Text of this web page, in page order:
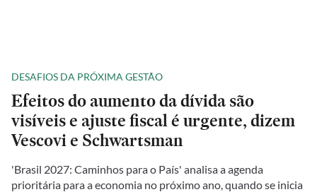
DESAFIOS DA PRÓXIMA GESTÃO
Efeitos do aumento da dívida são
visíveis e ajuste fiscal é urgente, dizem
Vescovi e Schwartsman
'Brasil 2027: Caminhos para o País' analisa a agenda
prioritária para a economia no próximo ano, quando se inicia